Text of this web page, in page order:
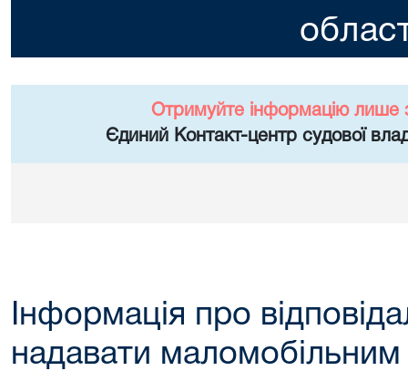
Отримуйте інформацію лише
Єдиний Контакт-центр судової
Інформація про
надавати